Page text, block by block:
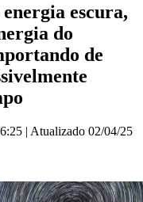
escura,
do
de
| Atualizado 02/04/25